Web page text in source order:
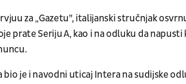
za „Gazetu”, italijanski stručnjak
prate Seriju A, kao i na odluku da
bio je i navodni uticaj Intera na sudijske